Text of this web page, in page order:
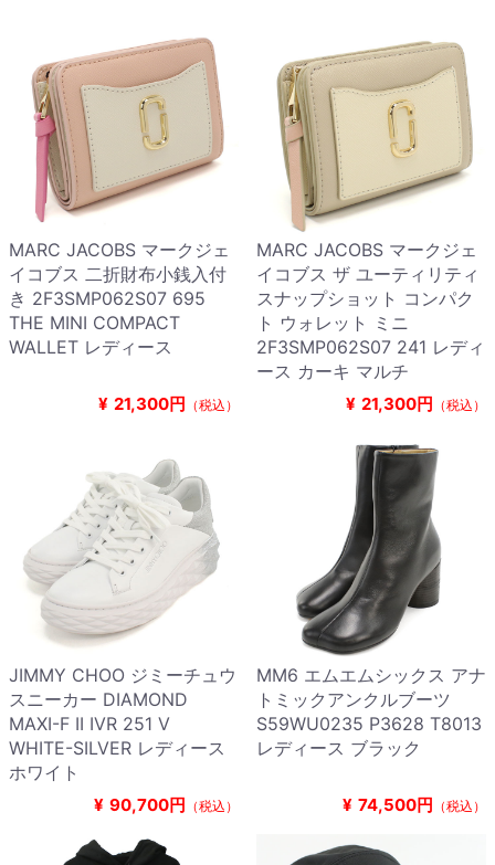
MARC JACOBS マークジェ
イコブス 二折財布小銭入付
き 2F3SMP062S07 695
THE MINI COMPACT
WALLET レディース
¥ 21,300円 （税込）
MARC JACOBS マークジェ
イコブス ザ ユーティリティ
スナップショット コンパク
ト ウォレット ミニ
2F3SMP062S07 241 レディ
ース カーキ マルチ
¥ 21,300円 （税込）
JIMMY CHOO ジミーチュウ
スニーカー DIAMOND
MAXI-F II IVR 251 V
WHITE-SILVER レディース
ホワイト
¥ 90,700円 （税込）
MM6 エムエムシックス アナ
トミックアンクルブーツ
S59WU0235 P3628 T8013
レディース ブラック
¥ 74,500円 （税込）